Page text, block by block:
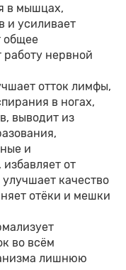
в мышцах,
и усиливает
общее
нервной
отток лимфы,
в ногах,
выводит из
и
от
качество
отёки и мешки
во всём
лишнюю